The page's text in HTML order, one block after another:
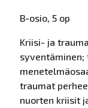
B-osio, 5 op
Kriisi- ja
syventäminen;
traumat
nuorten kriisit